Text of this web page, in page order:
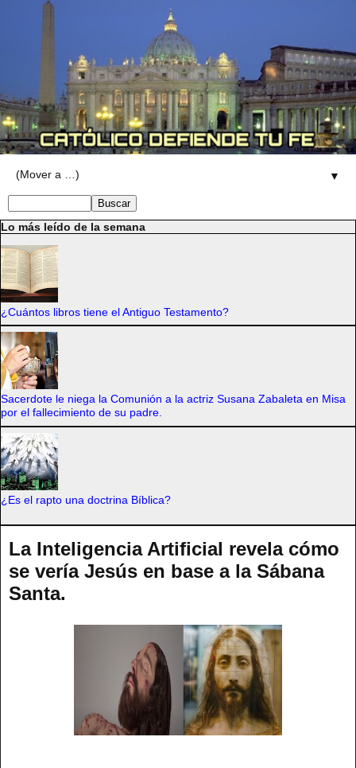
▼
Lo más leído de la semana
¿Cuántos libros tiene el Antiguo Testamento?
Sacerdote le niega la Comunión a la actriz Susana Zabaleta en Misa
por el fallecimiento de su padre.
¿Es el rapto una doctrina Bíblica?
La Inteligencia Artificial revela cómo
se vería Jesús en base a la Sábana
Santa.